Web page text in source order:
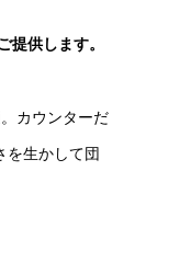
供します。
カウンターだ
を生かして団